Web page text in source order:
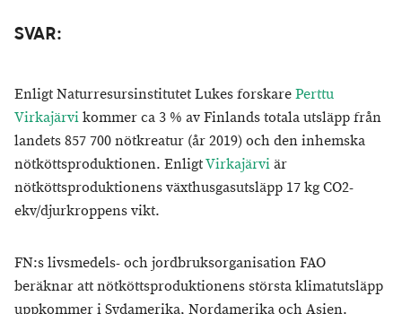
SVAR:
Enligt Naturresursinstitutet Lukes forskarePerttu
Virkajärvikommer ca 3 % av Finlands totala utsläpp från
landets 857 700 nötkreatur (år 2019) och den inhemska
nötköttsproduktionen. EnligtVirkajärviär
nötköttsproduktionens växthusgasutsläpp 17 kg CO2-
ekv/djurkroppens vikt.
FN:s livsmedels- och jordbruksorganisation FAO
beräknar att nötköttsproduktionens största klimatutsläpp
uppkommer i Sydamerika, Nordamerika och Asien.